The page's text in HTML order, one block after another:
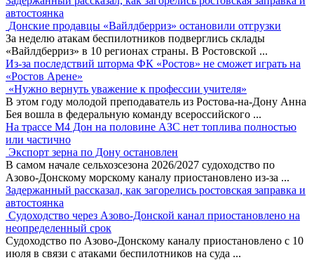
автостоянка
Донские продавцы «Вайлдберриз» остановили отгрузки
За неделю атакам беспилотников подверглись склады
«Вайлдберриз» в 10 регионах страны. В Ростовской ...
Из-за последствий шторма ФК «Ростов» не сможет играть на
«Ростов Арене»
«Нужно вернуть уважение к профессии учителя»
В этом году молодой преподаватель из Ростова-на-Дону Анна
Бея вошла в федеральную команду всероссийского ...
На трассе М4 Дон на половине АЗС нет топлива полностью
или частично
Экспорт зерна по Дону остановлен
В самом начале сельхозсезона 2026/2027 судоходство по
Азово-Донскому морскому каналу приостановлено из-за ...
Задержанный рассказал, как загорелись ростовская заправка и
автостоянка
Судоходство через Азово-Донской канал приостановлено на
неопределенный срок
Судоходство по Азово-Донскому каналу приостановлено с 10
июля в связи с атаками беспилотников на суда ...